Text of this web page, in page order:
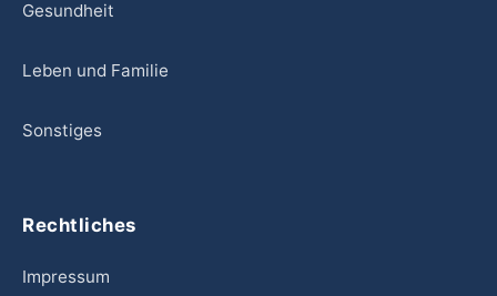
Gesundheit
Leben und Familie
Sonstiges
Rechtliches
Impressum